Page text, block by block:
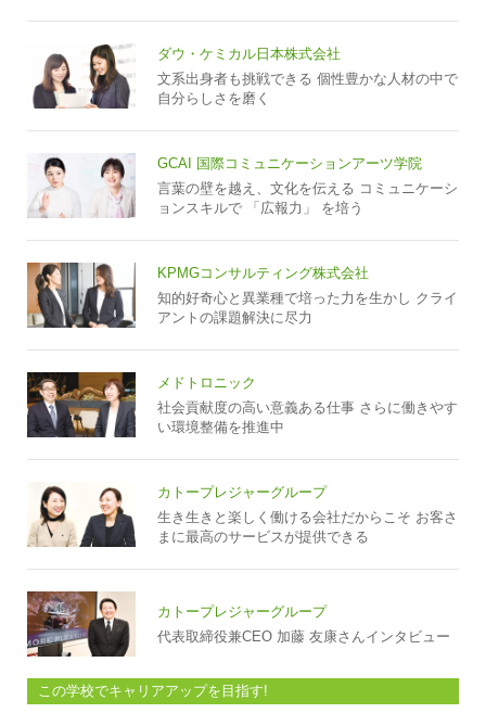
ダウ・ケミカル日本株式会社
文系出身者も挑戦できる 個性豊かな人材の中で
自分らしさを磨く
GCAI 国際コミュニケーションアーツ学院
言葉の壁を越え、文化を伝える コミュニケーシ
ョンスキルで 「広報力」 を培う
KPMGコンサルティング株式会社
知的好奇心と異業種で培った力を生かし クライ
アントの課題解決に尽力
メドトロニック
社会貢献度の高い意義ある仕事 さらに働きやす
い環境整備を推進中
カトープレジャーグループ
生き生きと楽しく働ける会社だからこそ お客さ
まに最高のサービスが提供できる
カトープレジャーグループ
代表取締役兼CEO 加藤 友康さんインタビュー
この学校でキャリアアップを目指す!